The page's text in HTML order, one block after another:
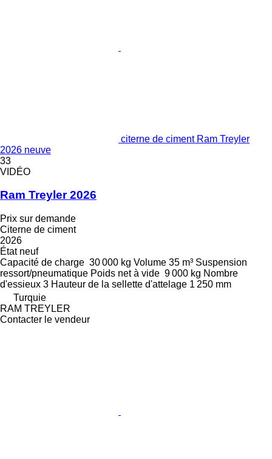
citerne de ciment Ram Treyler
2026 neuve
33
VIDÉO
Ram Treyler 2026
Prix sur demande
Citerne de ciment
2026
Étatneuf
Capacité de charge 30 000 kg Volume 35 m³ Suspension
ressort/pneumatique Poids net à vide 9 000 kg Nombre
d'essieux 3 Hauteur de la sellette d'attelage 1 250 mm
Turquie
RAM TREYLER
Contacter le vendeur